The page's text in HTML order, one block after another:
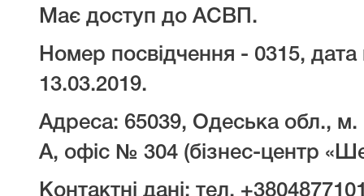
Має доступ до АСВП.
Номер посвідчення - 0315, дата
13.03.2019.
Адреса: 65039, Одеська обл., м.
А, офіс № 304 (бізнес-центр
Контактні дані: тел.